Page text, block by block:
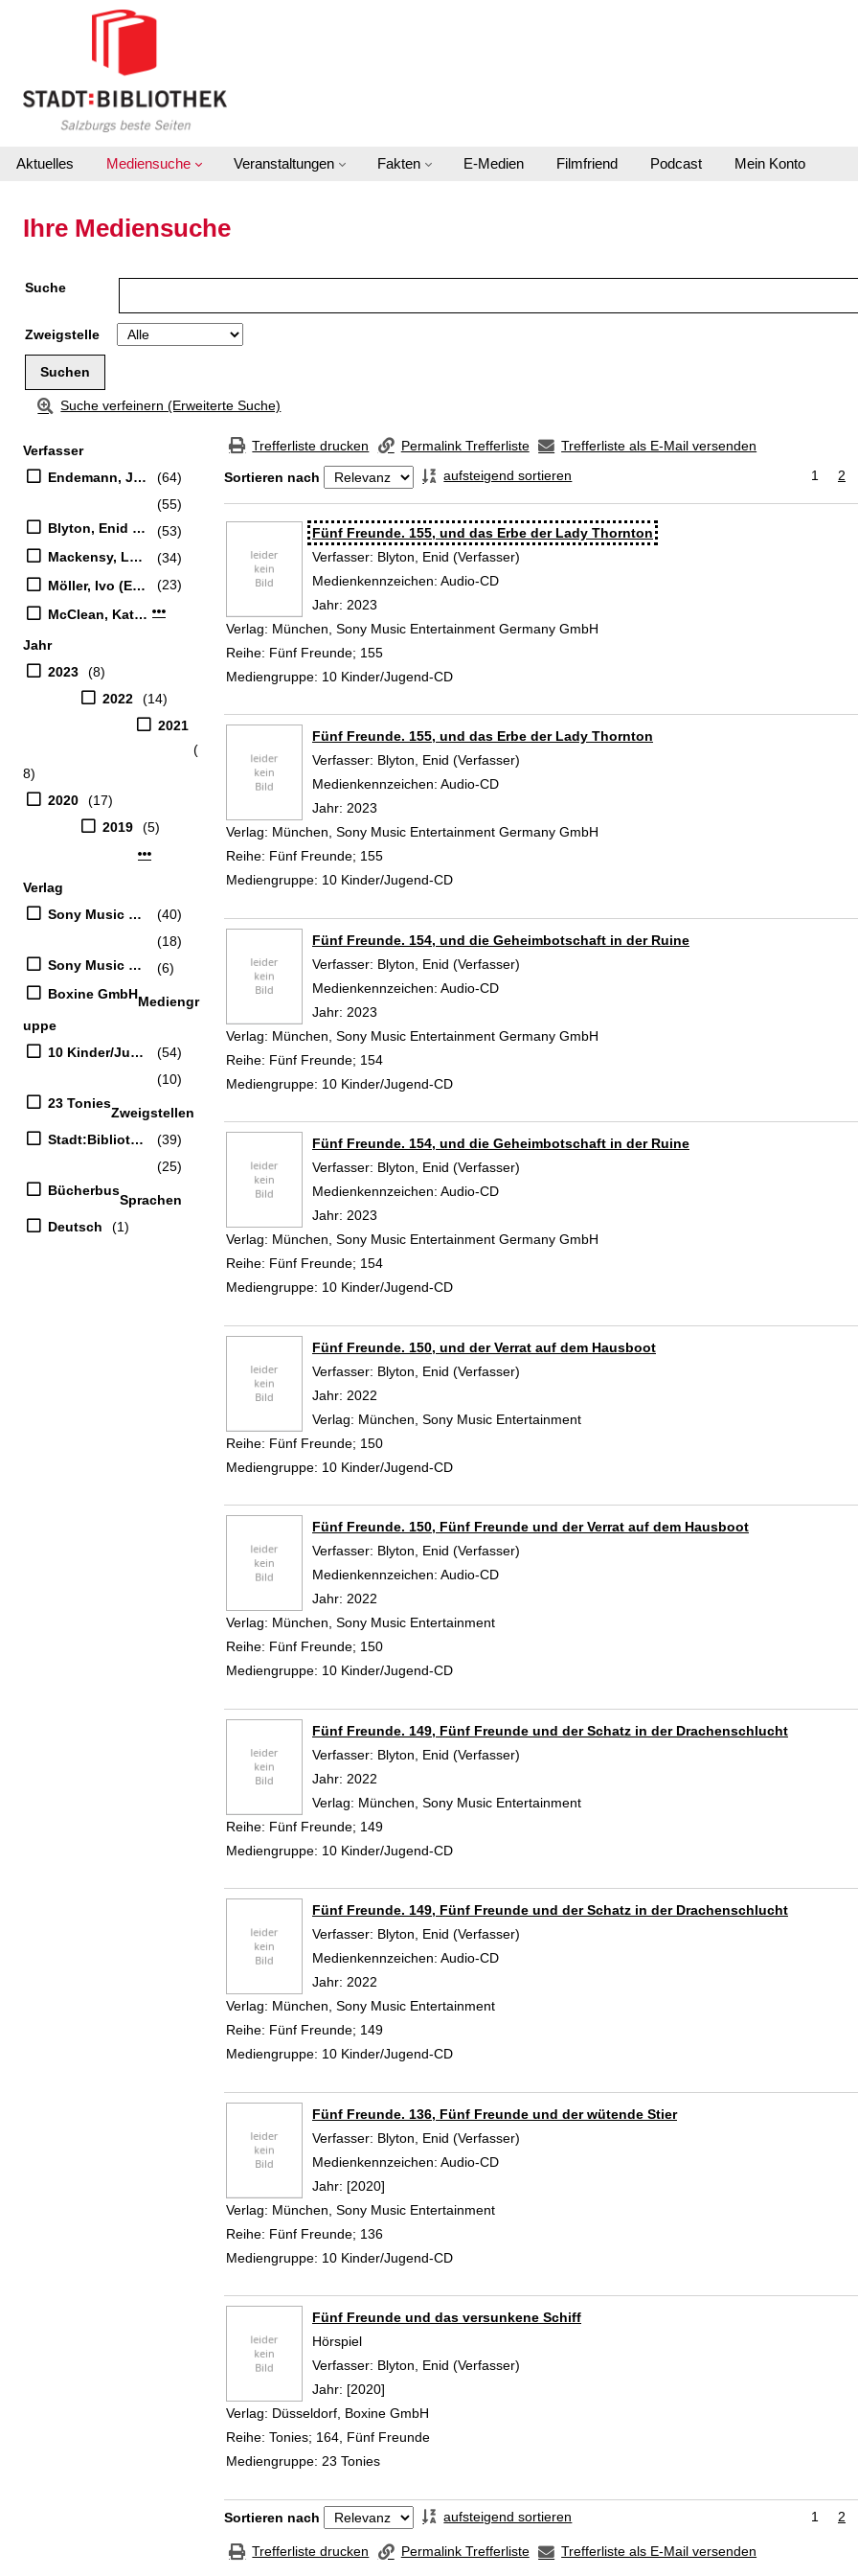
Zu den Suchfiltern springen
Zur Trefferliste springen
Aktuelles Mediensuche Veranstaltungen Fakten E-Medien Filmfriend Podcast Mein Konto
Ihre Mediensuche
Suche
Zweigstelle
Suche verfeinern (Erweiterte Suche)
Suchfilter
Verfasser
Endemann, Jannik (Erzähler)
(64)
Blyton, Enid (Verfasser)
(55)
Mackensy, Lutz (Erzähler)
(53)
Möller, Ivo (Erzähler)
(34)
McClean, Katrin (Verfasser)
(23)
Mehr Verfasser-Filter anzeigen
Jahr
2023
(8)
2022
(14)
2021
(
8)
2020
(17)
2019
(5)
Mehr Jahr-Filter anzeigen
Verlag
Sony Music Entertainment Germany GmbH
(40)
Sony Music Entertainment
(18)
Boxine GmbH
(6)
Mediengr
uppe
10 Kinder/Jugend-CD
(54)
23 Tonies
(10)
Zweigstellen
Stadt:Bibliothek
(39)
Bücherbus
(25)
Sprachen
Deutsch
(1)
Trefferliste drucken Permalink Trefferliste Trefferliste als E-Mail versenden
Sortieren nach aufsteigend sortieren 1 2
Suchergebnis
Zu den Suchfiltern springen
Fünf Freunde. 155, und das Erbe der Lady Thornton
Verfasser: Blyton, Enid (Verfasser)
Medienkennzeichen: Audio-CD
Jahr: 2023
Verlag: München, Sony Music Entertainment Germany GmbH
Reihe: Fünf Freunde; 155
Mediengruppe: 10 Kinder/Jugend-CD
Fünf Freunde. 155, und das Erbe der Lady Thornton
Verfasser: Blyton, Enid (Verfasser)
Medienkennzeichen: Audio-CD
Jahr: 2023
Verlag: München, Sony Music Entertainment Germany GmbH
Reihe: Fünf Freunde; 155
Mediengruppe: 10 Kinder/Jugend-CD
Fünf Freunde. 154, und die Geheimbotschaft in der Ruine
Verfasser: Blyton, Enid (Verfasser)
Medienkennzeichen: Audio-CD
Jahr: 2023
Verlag: München, Sony Music Entertainment Germany GmbH
Reihe: Fünf Freunde; 154
Mediengruppe: 10 Kinder/Jugend-CD
Fünf Freunde. 154, und die Geheimbotschaft in der Ruine
Verfasser: Blyton, Enid (Verfasser)
Medienkennzeichen: Audio-CD
Jahr: 2023
Verlag: München, Sony Music Entertainment Germany GmbH
Reihe: Fünf Freunde; 154
Mediengruppe: 10 Kinder/Jugend-CD
Fünf Freunde. 150, und der Verrat auf dem Hausboot
Verfasser: Blyton, Enid (Verfasser)
Jahr: 2022
Verlag: München, Sony Music Entertainment
Reihe: Fünf Freunde; 150
Mediengruppe: 10 Kinder/Jugend-CD
Fünf Freunde. 150, Fünf Freunde und der Verrat auf dem Hausboot
Verfasser: Blyton, Enid (Verfasser)
Medienkennzeichen: Audio-CD
Jahr: 2022
Verlag: München, Sony Music Entertainment
Reihe: Fünf Freunde; 150
Mediengruppe: 10 Kinder/Jugend-CD
Fünf Freunde. 149, Fünf Freunde und der Schatz in der Drachenschlucht
Verfasser: Blyton, Enid (Verfasser)
Jahr: 2022
Verlag: München, Sony Music Entertainment
Reihe: Fünf Freunde; 149
Mediengruppe: 10 Kinder/Jugend-CD
Fünf Freunde. 149, Fünf Freunde und der Schatz in der Drachenschlucht
Verfasser: Blyton, Enid (Verfasser)
Medienkennzeichen: Audio-CD
Jahr: 2022
Verlag: München, Sony Music Entertainment
Reihe: Fünf Freunde; 149
Mediengruppe: 10 Kinder/Jugend-CD
Fünf Freunde. 136, Fünf Freunde und der wütende Stier
Verfasser: Blyton, Enid (Verfasser)
Medienkennzeichen: Audio-CD
Jahr: [2020]
Verlag: München, Sony Music Entertainment
Reihe: Fünf Freunde; 136
Mediengruppe: 10 Kinder/Jugend-CD
Fünf Freunde und das versunkene Schiff
Hörspiel
Verfasser: Blyton, Enid (Verfasser)
Jahr: [2020]
Verlag: Düsseldorf, Boxine GmbH
Reihe: Tonies; 164, Fünf Freunde
Mediengruppe: 23 Tonies
Zu den Suchfiltern springen
Sortieren nach aufsteigend sortieren 1 2
Trefferliste drucken Permalink Trefferliste Trefferliste als E-Mail versenden